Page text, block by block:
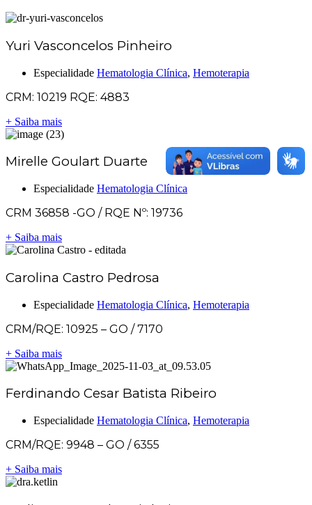
Yuri Vasconcelos Pinheiro
Especialidade Hematologia Clínica, Hemoterapia
CRM: 10219 RQE: 4883
+ Saiba mais
Mirelle Goulart Duarte
Especialidade Hematologia Clínica
CRM 36858 -GO / RQE Nº: 19736
+ Saiba mais
Carolina Castro Pedrosa
Especialidade Hematologia Clínica, Hemoterapia
CRM/RQE: 10925 – GO / 7170
+ Saiba mais
Ferdinando Cesar Batista Ribeiro
Especialidade Hematologia Clínica, Hemoterapia
CRM/RQE: 9948 – GO / 6355
+ Saiba mais